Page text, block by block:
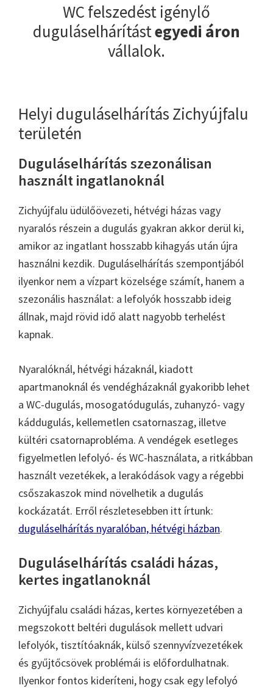
WC felszedést igénylő
duguláselhárítástegyedi áron
vállalok.
Helyi duguláselhárítás Zichyújfalu
területén
Duguláselhárítás szezonálisan
használt ingatlanoknál
Zichyújfalu üdülőövezeti, hétvégi házas vagy
nyaralós részein a dugulás gyakran akkor derül ki,
amikor az ingatlant hosszabb kihagyás után újra
használni kezdik. Duguláselhárítás szempontjából
ilyenkor nem a vízpart közelsége számít, hanem a
szezonális használat: a lefolyók hosszabb ideig
állnak, majd rövid idő alatt nagyobb terhelést
kapnak.
Nyaralóknál, hétvégi házaknál, kiadott
apartmanoknál és vendégházaknál gyakoribb lehet
a WC-dugulás, mosogatódugulás, zuhanyzó- vagy
káddugulás, kellemetlen csatornaszag, illetve
kültéri csatornaprobléma. A vendégek esetleges
figyelmetlen lefolyó- és WC-használata, a ritkábban
használt vezetékek, a lerakódások vagy a régebbi
csőszakaszok mind növelhetik a dugulás
kockázatát. Erről részletesebben itt írtunk:
duguláselhárítás nyaralóban, hétvégi házban.
Duguláselhárítás családi házas,
kertes ingatlanoknál
Zichyújfalu családi házas, kertes környezetében a
megszokott beltéri dugulások mellett udvari
lefolyók, tisztítóaknák, külső szennyvízvezetékek
és gyűjtőcsövek problémái is előfordulhatnak.
Ilyenkor fontos kideríteni, hogy csak egy lefolyó